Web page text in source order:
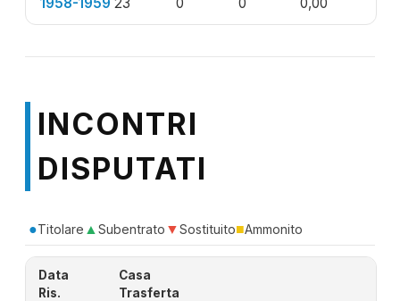
INCONTRI
DISPUTATI
●Titolare ▲Subentrato ▼Sostituito■Ammonito
Data
Casa
Ris.
Trasferta